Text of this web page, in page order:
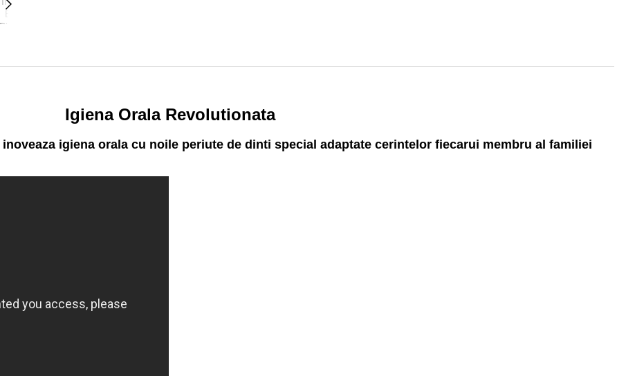
Igiena Orala Revolutionata
igiena orala cu noile periute de dinti special adaptate cerintelor fiecarui membru al familiei